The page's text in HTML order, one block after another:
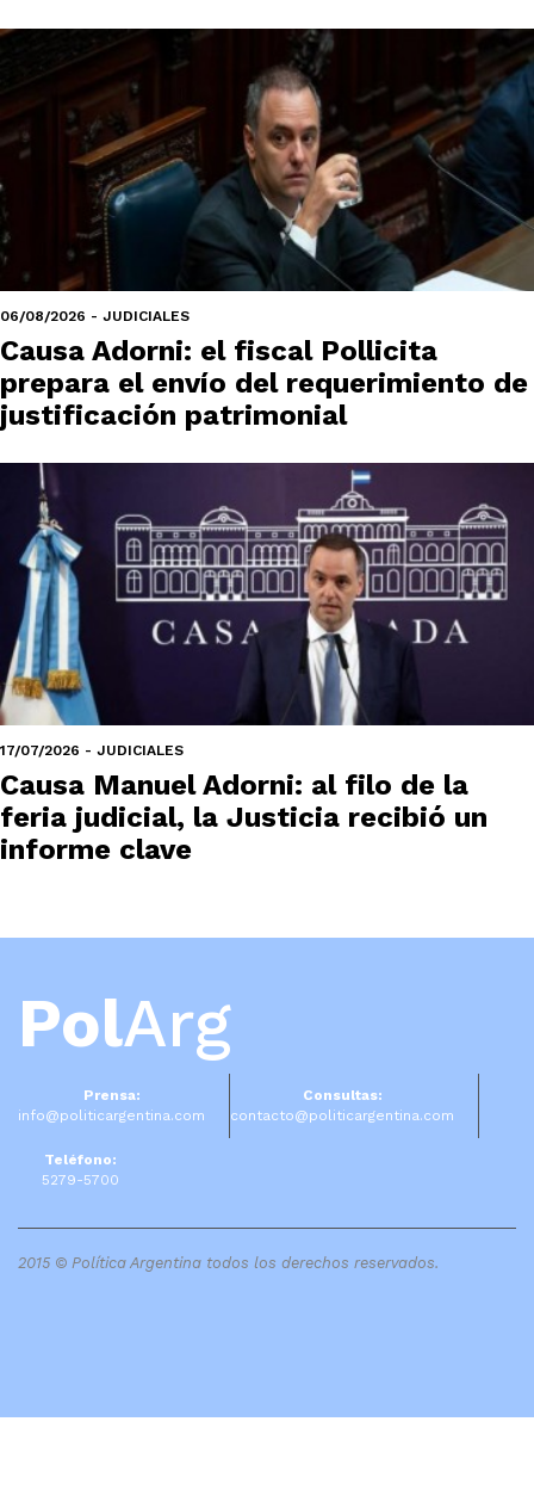
06/08/2026 - JUDICIALES
Causa Adorni: el fiscal Pollicita
prepara el envío del requerimiento de
justificación patrimonial
17/07/2026 - JUDICIALES
Causa Manuel Adorni: al filo de la
feria judicial, la Justicia recibió un
informe clave
PolArg
Prensa:
info@politicargentina.com
Consultas:
contacto@politicargentina.com
Teléfono:
5279-5700
2015 © Política Argentina todos los derechos reservados.